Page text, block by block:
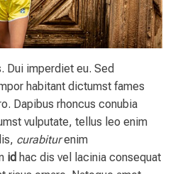
Dui imperdiet eu. Sed
habitant dictumst fames
Dapibus rhoncus conubia
vulputate, tellus leo enim
curabiturenim
id hac dis vel lacinia consequat